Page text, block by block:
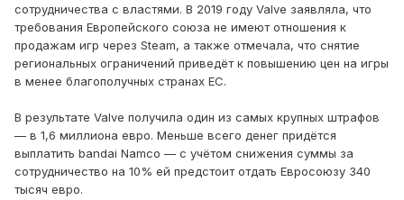
сотрудничества с властями. В 2019 году Valve заявляла, что
требования Европейского союза не имеют отношения к
продажам игр через Steam, а также отмечала, что снятие
региональных ограничений приведёт к повышению цен на игры
в менее благополучных странах ЕС.
В результате Valve получила один из самых крупных штрафов
— в 1,6 миллиона евро. Меньше всего денег придётся
выплатить bandai Namco — с учётом снижения суммы за
сотрудничество на 10% ей предстоит отдать Евросоюзу 340
тысяч евро.